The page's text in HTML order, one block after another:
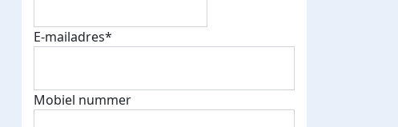
E-mailadres*
Mobiel nummer